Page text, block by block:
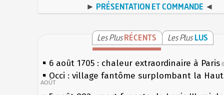
► PRÉSENTATION ET COMMANDE ◄
Les PlusRÉCENTS Les Plus LUS
6 août 1705 : chaleur extraordinaire à Paris
Occi : village fantôme surplombant la
AOÛT